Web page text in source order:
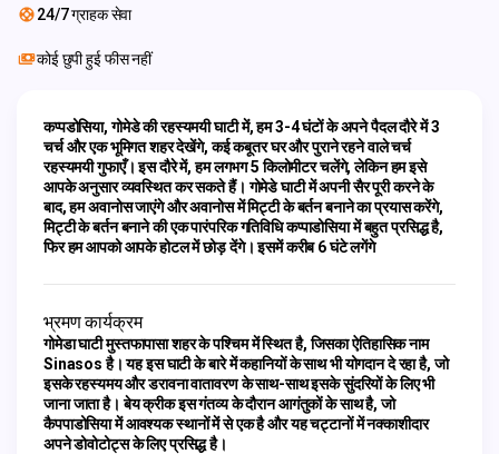
24/7 ग्राहक सेवा
कोई छुपी हुई फीस नहीं
कप्पडोसिया, गोमेडे की रहस्यमयी घाटी में, हम 3-4 घंटों के अपने पैदल दौरे में 3
चर्च और एक भूमिगत शहर देखेंगे, कई कबूतर घर और पुराने रहने वाले चर्च
रहस्यमयी गुफाएँ। इस दौरे में, हम लगभग 5 किलोमीटर चलेंगे, लेकिन हम इसे
आपके अनुसार व्यवस्थित कर सकते हैं। गोमेडे घाटी में अपनी सैर पूरी करने के
बाद, हम अवानोस जाएंगे और अवानोस में मिट्टी के बर्तन बनाने का प्रयास करेंगे,
मिट्टी के बर्तन बनाने की एक पारंपरिक गतिविधि कप्पाडोसिया में बहुत प्रसिद्ध है,
फिर हम आपको आपके होटल में छोड़ देंगे। इसमें करीब 6 घंटे लगेंगे
भ्रमण कार्यक्रम
गोमेडा घाटी मुस्तफापासा शहर के पश्चिम में स्थित है, जिसका ऐतिहासिक नाम
Sinasos है। यह इस घाटी के बारे में कहानियों के साथ भी योगदान दे रहा है, जो
इसके रहस्यमय और डरावना वातावरण के साथ-साथ इसके सुंदरियों के लिए भी
जाना जाता है। बेय क्रीक इस गंतव्य के दौरान आगंतुकों के साथ है, जो
कैपपाडोसिया में आवश्यक स्थानों में से एक है और यह चट्टानों में नक्काशीदार
अपने डोवोटोट्स के लिए प्रसिद्ध है।